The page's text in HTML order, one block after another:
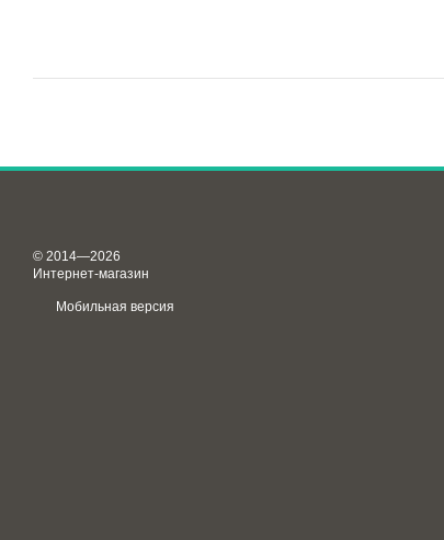
© 2014—2026
Интернет-магазин
Мобильная версия